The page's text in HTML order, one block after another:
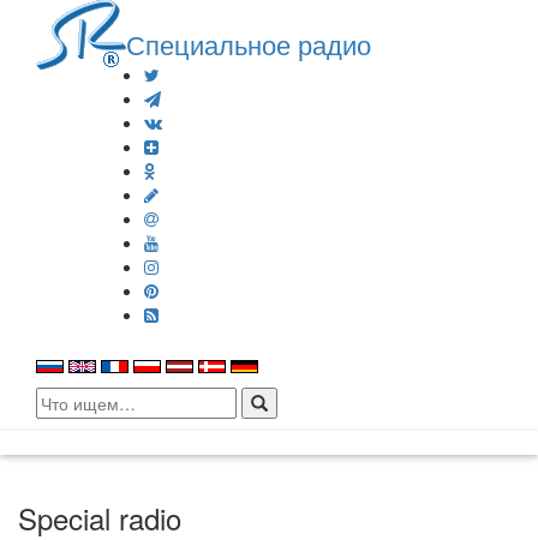
Специальное радио
Search
for:
Special radio